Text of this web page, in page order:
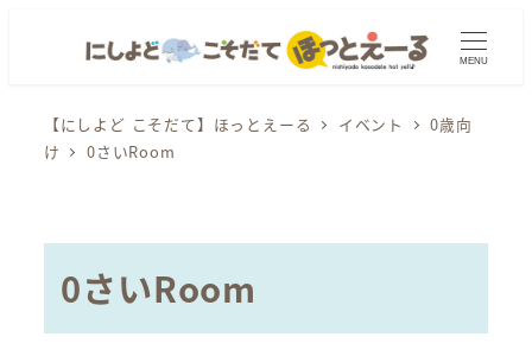
MENU
【にしよど こそだて】ほっとえーる イベント
0歳向
け
0さいRoom
0さいRoom